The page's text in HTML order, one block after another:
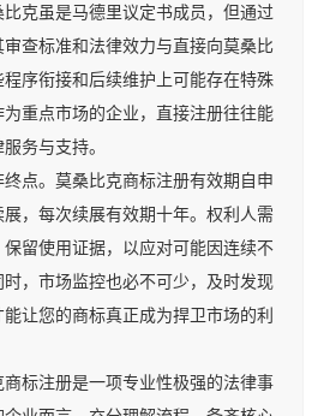
克虽是马德里议定书成员，但通过
查标准和法律效力与直接向莫桑比
序衔接和后续维护上可能存在特殊
重点市场的企业，直接注册往往能
务与支持。
。莫桑比克商标注册有效期自申
，每次续展有效期十年。权利人需
留使用证据，以应对可能因连续不
，市场监控也必不可少，及时发现
让您的商标真正成为捍卫市场的利
注册是一项专业性极强的法律事